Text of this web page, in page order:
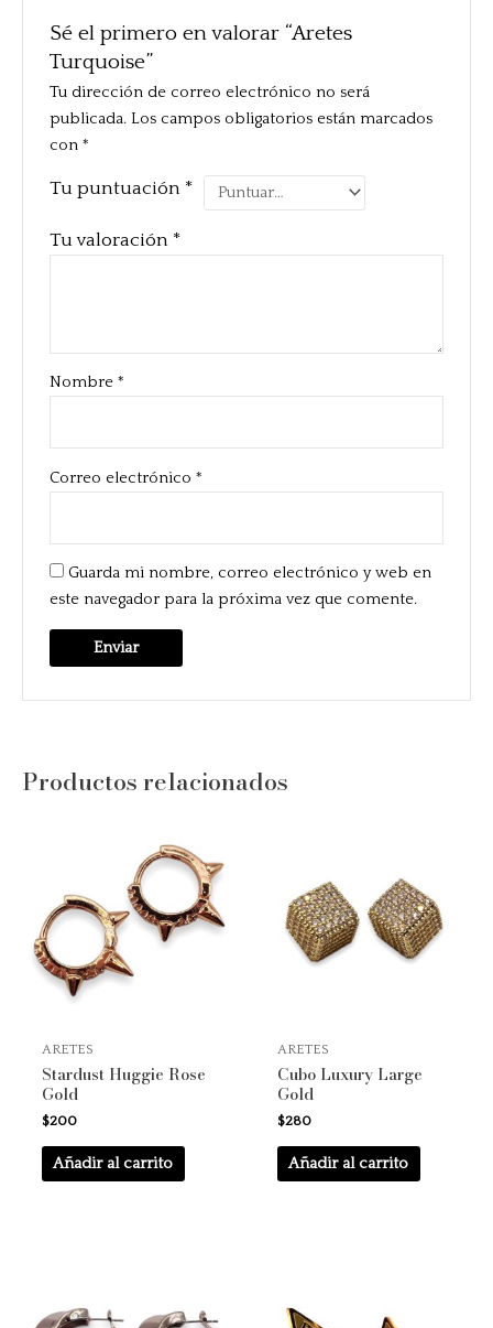
Sé el primero en valorar “Aretes
Turquoise”
Tu dirección de correo electrónico no será
publicada. Los campos obligatorios están marcados
con*
Tu puntuación *
Tu valoración *
Nombre*
Correo electrónico*
Guarda mi nombre, correo electrónico y web en
este navegador para la próxima vez que comente.
Productos relacionados
ARETES
Stardust Huggie Rose
Gold
$200
Añadir al carrito
ARETES
Cubo Luxury Large
Gold
$280
Añadir al carrito